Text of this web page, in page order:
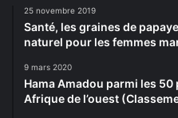
25 novembre 2019
Santé, les graines de
naturel pour les femmes
9 mars 2020
Hama Amadou parmi les
Afrique de l’ouest